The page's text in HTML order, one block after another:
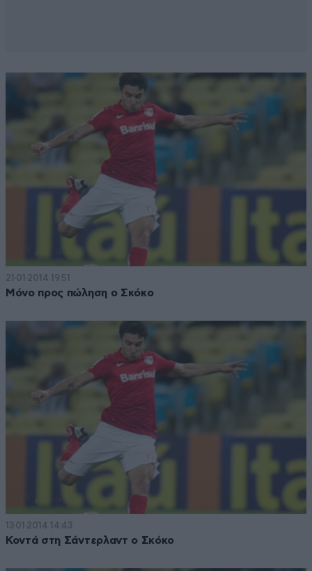
21·01·2014 19:51
Μόνο προς πώληση ο Σκόκο
13·01·2014 14:43
Κοντά στη Σάντερλαντ ο Σκόκο